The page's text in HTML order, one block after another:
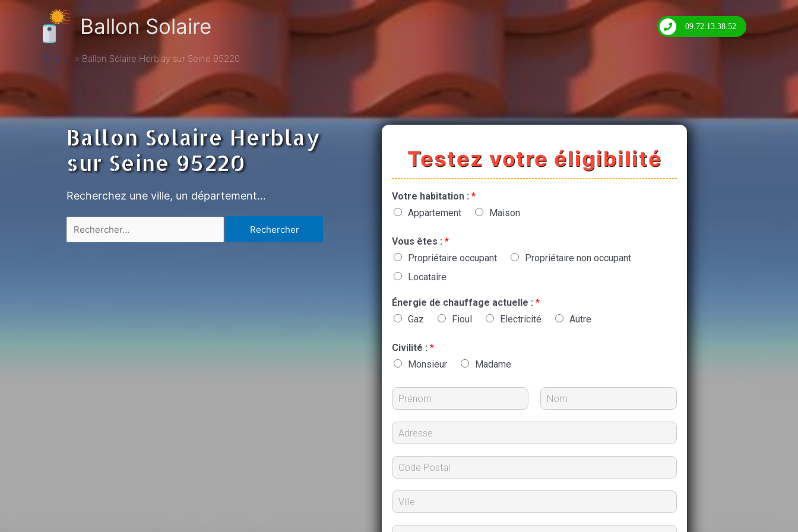
Ballon Solaire 09.72.13.38.52
Accueil Ballon Solaire Herblay sur Seine 95220
Ballon Solaire Herblay
sur Seine 95220
Recherchez une ville, un département…
Testez votre éligibilité
Votre habitation : *
Appartement
Maison
Vous êtes : *
Propriétaire occupant
Propriétaire non occupant
Locataire
Énergie de chauffage actuelle : *
Gaz
Fioul Electricité Autre
Civilité : *
Monsieur
Madame